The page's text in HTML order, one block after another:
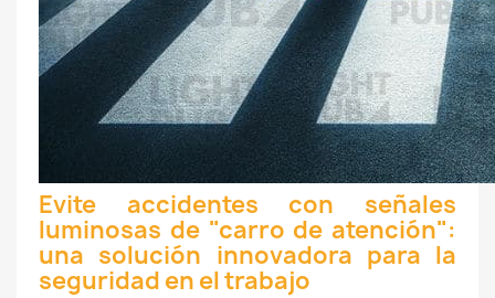
Evite accidentes con señales
luminosas de "carro de atención":
una solución innovadora para la
seguridad en el trabajo